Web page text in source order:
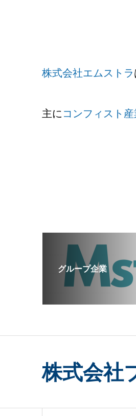
株式会社エムストラ
主にコンフィスト
グループ企業
株式会社